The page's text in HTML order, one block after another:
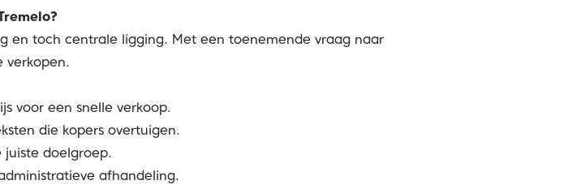
en toch centrale ligging. Met een toenemende vraag naar
verkopen.
voor een snelle verkoop.
die kopers overtuigen.
juiste doelgroep.
afhandeling.